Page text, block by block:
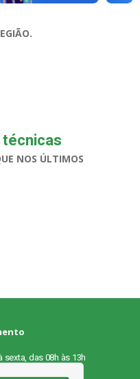
NOS ÚLTIMOS
sexta, das 08h às 13h